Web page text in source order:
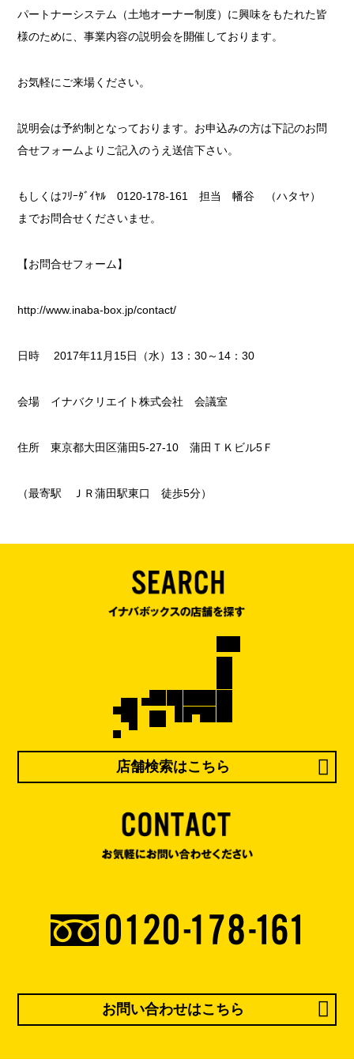
パートナーシステム（土地オーナー制度）に興味をもたれた皆
様のために、事業内容の説明会を開催しております。
お気軽にご来場ください。
説明会は予約制となっております。お申込みの方は下記のお問
合せフォームよりご記入のうえ送信下さい。
もしくはﾌﾘｰﾀﾞｲﾔﾙ 0120-178-161 担当 幡谷 （ハタヤ）
までお問合せくださいませ。
【お問合せフォーム】
http://www.inaba-box.jp/contact/
日時 2017年11月15日（水）13：30～14：30
会場 イナバクリエイト株式会社 会議室
住所 東京都大田区蒲田5-27-10 蒲田ＴＫビル5Ｆ
（最寄駅 ＪＲ蒲田駅東口 徒歩5分）
店舗検索はこちら
お問い合わせはこちら